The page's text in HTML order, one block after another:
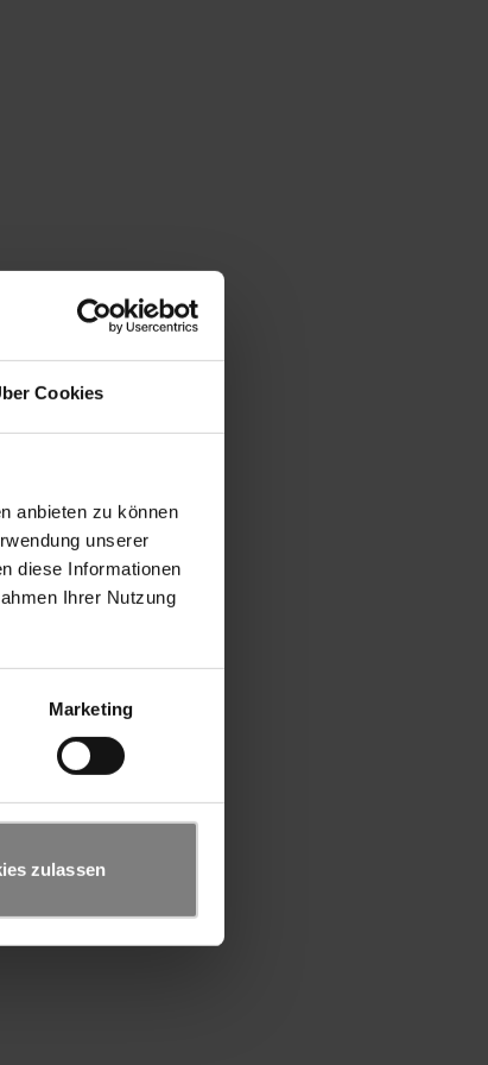
Cookies
anbieten zu können
unserer
diese Informationen
Ihrer Nutzung
Marketing
zulassen